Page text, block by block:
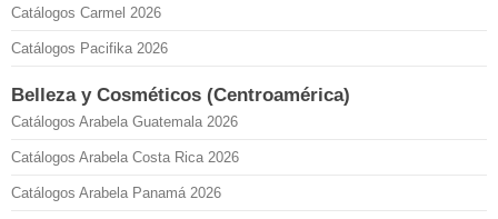
Catálogos Carmel 2026
Catálogos Pacifika 2026
Belleza y Cosméticos (Centroamérica)
Catálogos Arabela Guatemala 2026
Catálogos Arabela Costa Rica 2026
Catálogos Arabela Panamá 2026